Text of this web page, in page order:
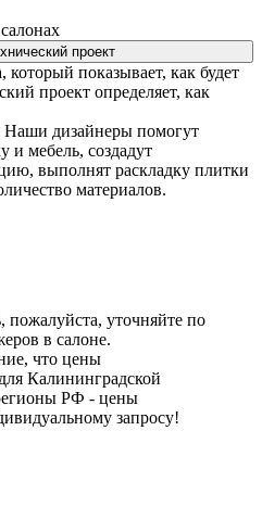
проект
показывает, как будет
проект определяет, как
Наши дизайнеры помогут
и мебель, создадут
выполнят раскладку плитки
материалов.
пожалуйста, уточняйте по
в салоне.
что цены
Калининградской
РФ - цены
запросу!